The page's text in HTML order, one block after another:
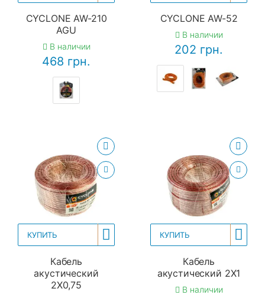
CYCLONE AW-210
AGU
В наличии
468 грн.
CYCLONE AW-52
В наличии
202 грн.
КУПИТЬ
Кабель
акустический
2X0,75
КУПИТЬ
Кабель
акустический 2X1
В наличии